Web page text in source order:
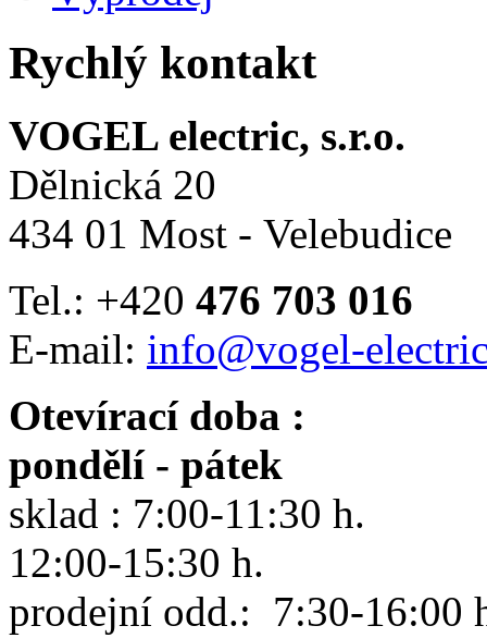
Rychlý kontakt
VOGEL electric, s.r.o.
Dělnická 20
434 01 Most - Velebudice
Tel.: +420 476 703 016
E-mail: info@vogel-
Otevírací doba :
pondělí - pátek
sklad : 7:00-11:30 h.
12:00-15:30 h.
prodejní odd.: 7:30-16:00